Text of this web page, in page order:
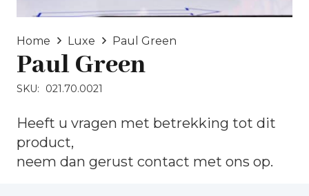
Home Luxe Paul Green
Paul Green
SKU: 021.70.0021
Heeft u vragen met betrekking tot dit
product,
neem dan gerust contact met ons op.